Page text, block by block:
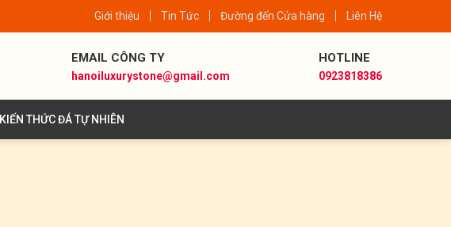
Giới thiệu Tin Tức Đường đến Cửa hàng Liên Hệ
EMAIL CÔNG TY
hanoiluxurystone@gmail.com
HOTLINE
0923818386
KIẾN THỨC ĐÁ TỰ NHIÊN